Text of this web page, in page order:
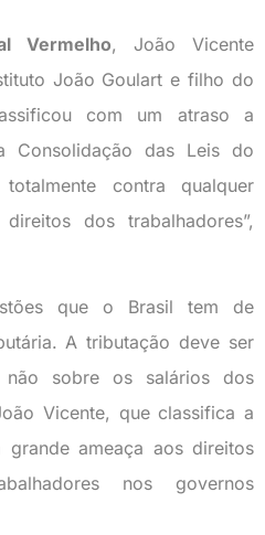
Vermelho, João Vicente
João Goulart e filho do
com um atraso a
Consolidação das Leis do
contra qualquer
dos trabalhadores”,
que o Brasil tem de
A tributação deve ser
sobre os salários dos
Vicente, que classifica a
ameaça aos direitos
nos governos